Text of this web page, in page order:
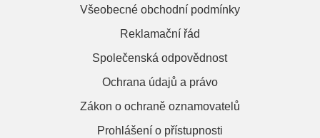
Všeobecné obchodní podmínky
Reklamační řád
Společenská odpovědnost
Ochrana údajů a právo
Zákon o ochraně oznamovatelů
Prohlášení o přístupnosti